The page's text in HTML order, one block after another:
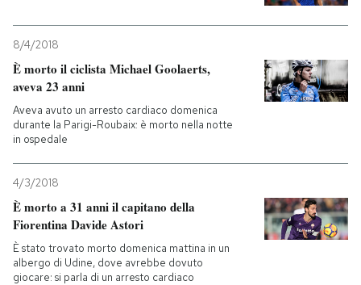
8/4/2018
È morto il ciclista Michael Goolaerts,
aveva 23 anni
Aveva avuto un arresto cardiaco domenica
durante la Parigi-Roubaix: è morto nella notte
in ospedale
4/3/2018
È morto a 31 anni il capitano della
Fiorentina Davide Astori
È stato trovato morto domenica mattina in un
albergo di Udine, dove avrebbe dovuto
giocare: si parla di un arresto cardiaco